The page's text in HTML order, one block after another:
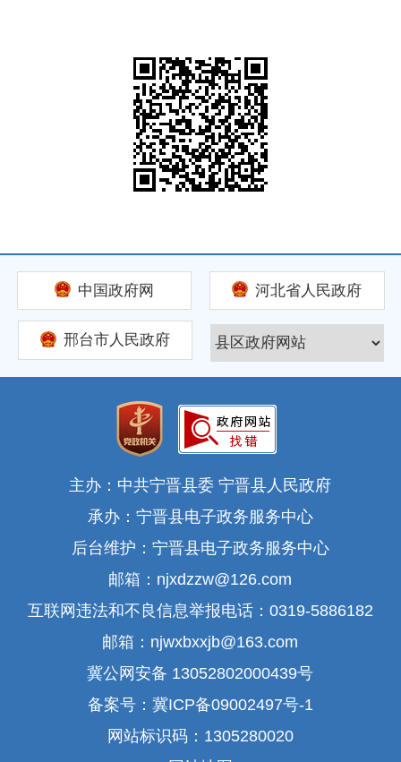
中国政府网 河北省人民政府
邢台市人民政府
主办：中共宁晋县委 宁晋县人民政府
承办：宁晋县电子政务服务中心
后台维护：宁晋县电子政务服务中心
邮箱：njxdzzw@126.com
互联网违法和不良信息举报电话：0319-5886182
邮箱：njwxbxxjb@163.com
冀公网安备 13052802000439号
备案号：冀ICP备09002497号-1
网站标识码：1305280020